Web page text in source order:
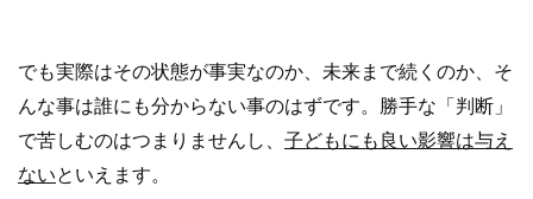
でも実際はその状態が事実なのか、未来まで続くのか、そ
んな事は誰にも分からない事のはずです。勝手な「判断」
で苦しむのはつまりませんし、 子どもにも良い影響は与え
ないといえます。